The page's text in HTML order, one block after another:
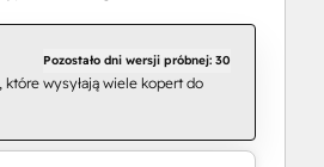
Pozostało dni wersji próbnej: 30
wysyłają wiele kopert do